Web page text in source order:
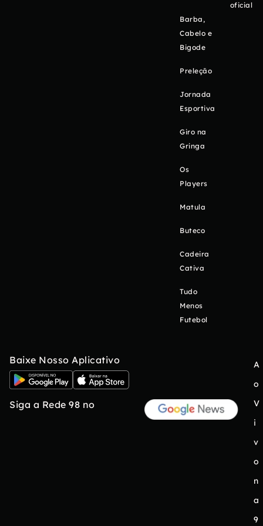
Barba,
Cabelo e
Bigode
Preleção
Jornada
Esportiva
Giro na
Gringa
Os
Players
Matula
Buteco
Cadeira
Cativa
Tudo
Menos
Futebol
oficial
Baixe Nosso Aplicativo
Siga a Rede 98 no
A
o
V
i
v
o
n
a
9